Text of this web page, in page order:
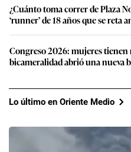
¿Cuánto toma correr de Plaza
‘runner’ de 18 años que se reta
Congreso 2026: mujeres tienen
bicameralidad abrió una nueva
Lo último en Oriente Medio